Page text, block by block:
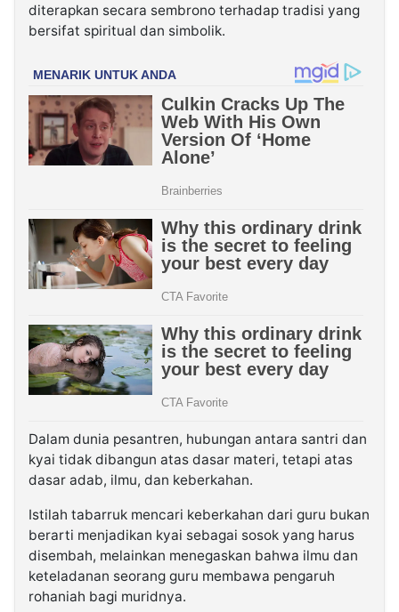
diterapkan secara sembrono terhadap tradisi yang
bersifat spiritual dan simbolik.
Dalam dunia pesantren, hubungan antara santri dan
kyai tidak dibangun atas dasar materi, tetapi atas
dasar adab, ilmu, dan keberkahan.
Istilah tabarruk mencari keberkahan dari guru bukan
berarti menjadikan kyai sebagai sosok yang harus
disembah, melainkan menegaskan bahwa ilmu dan
keteladanan seorang guru membawa pengaruh
rohaniah bagi muridnya.